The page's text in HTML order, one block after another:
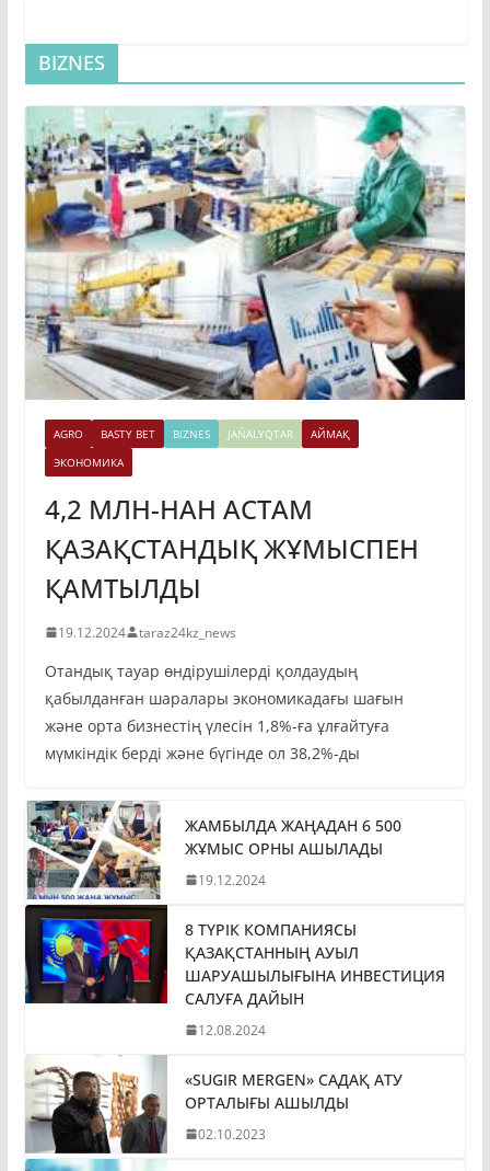
BIZNES
AGRO BASTY BET BIZNES JAŃALYQTAR
АЙМАҚ
ЭКОНОМИКА
4,2 МЛН-НАН АСТАМ
ҚАЗАҚСТАНДЫҚ ЖҰМЫСПЕН
ҚАМТЫЛДЫ
19.12.2024 taraz24kz_news
Отандық тауар өндірушілерді қолдаудың
қабылданған шаралары экономикадағы шағын
және орта бизнестің үлесін 1,8%-ға ұлғайтуға
мүмкіндік берді және бүгінде ол 38,2%-ды
ЖАМБЫЛДА ЖАҢАДАН 6 500
ЖҰМЫС ОРНЫ АШЫЛАДЫ
19.12.2024
8 ТҮРІК КОМПАНИЯСЫ
ҚАЗАҚСТАННЫҢ АУЫЛ
ШАРУАШЫЛЫҒЫНА ИНВЕСТИЦИЯ
САЛУҒА ДАЙЫН
12.08.2024
«SUGIR MERGEN» САДАҚ АТУ
ОРТАЛЫҒЫ АШЫЛДЫ
02.10.2023